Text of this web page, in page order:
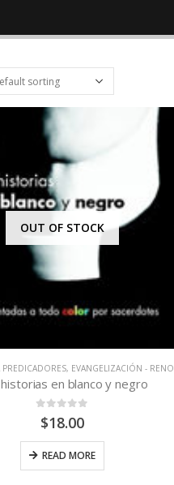
OUT OF STOCK
PREDICADORES, EVANGELIZACIÓN - RENOVACIÓN
en blanco y negro
out of 5
$18.00
READ MORE